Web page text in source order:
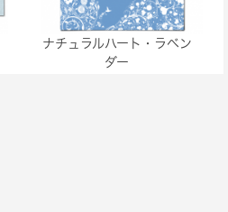
ナチュラルハート・ラベン
ダー